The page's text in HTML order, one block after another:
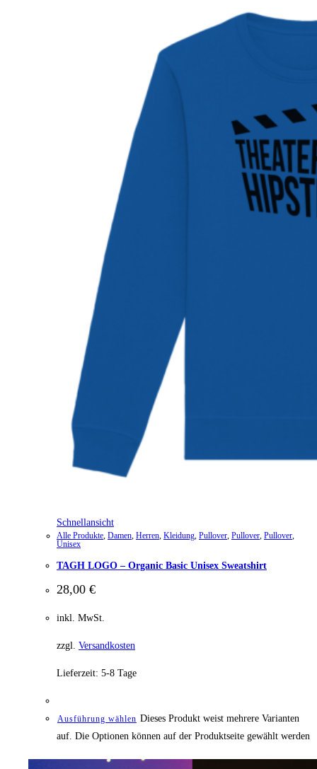
Schnellansicht
Alle Produkte, Damen, Herren, Kleidung, Pullover, Pullover, Pullover,
Unisex
TAGH LOGO – Organic Basic Unisex Sweatshirt
28,00 €
inkl. MwSt.
zzgl. Versandkosten
Lieferzeit: 5-8 Tage
Ausführung wählen Dieses Produkt weist mehrere Varianten
auf. Die Optionen können auf der Produktseite gewählt werden